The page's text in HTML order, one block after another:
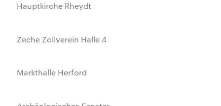
Hauptkirche Rheydt
Zeche Zollverein Halle 4
Markthalle Herford